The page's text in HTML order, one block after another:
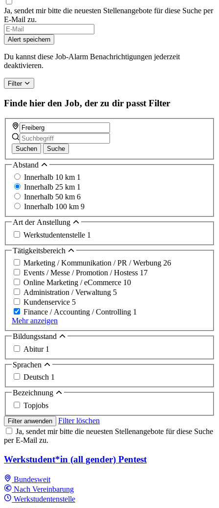
Ja, sendet mir bitte die neuesten Stellenangebote für diese Suche per
E-Mail zu.
Alert speichern
Du kannst diese Job-Alarm Benachrichtigungen jederzeit
deaktivieren.
Filter
Finde hier den Job, der zu dir passt Filter
Suchen Suche
Abstand
Innerhalb 10 km 1
Innerhalb 25 km 1
Innerhalb 50 km 6
Innerhalb 100 km 9
Art der Anstellung
Werkstudentenstelle 1
Tätigkeitsbereich
Marketing / Kommunikation / PR / Werbung 26
Events / Messe / Promotion / Hostess 17
Online Marketing / eCommerce 10
Administration / Verwaltung 5
Kundenservice 5
Finance / Accounting / Controlling 1
Mehr anzeigen
Bildungsstand
Abitur 1
Sprachen
Deutsch 1
Bezeichnung
Topjobs
Filter anwenden
Filter löschen
Ja, sendet mir bitte die neuesten Stellenangebote für diese Suche
per E-Mail zu.
Werkstudent*in (all gender) Pentest
Bundesweit
Nach Vereinbarung
Werkstudentenstelle